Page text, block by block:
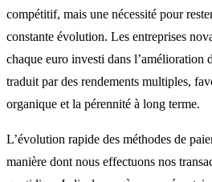
compétitif, mais une nécessité pour
constante évolution. Les entreprises
chaque euro investi dans l’amélioration
traduit par des rendements multiples,
organique et la pérennité à long terme.
L’évolution rapide des méthodes de
manière dont nous effectuons nos